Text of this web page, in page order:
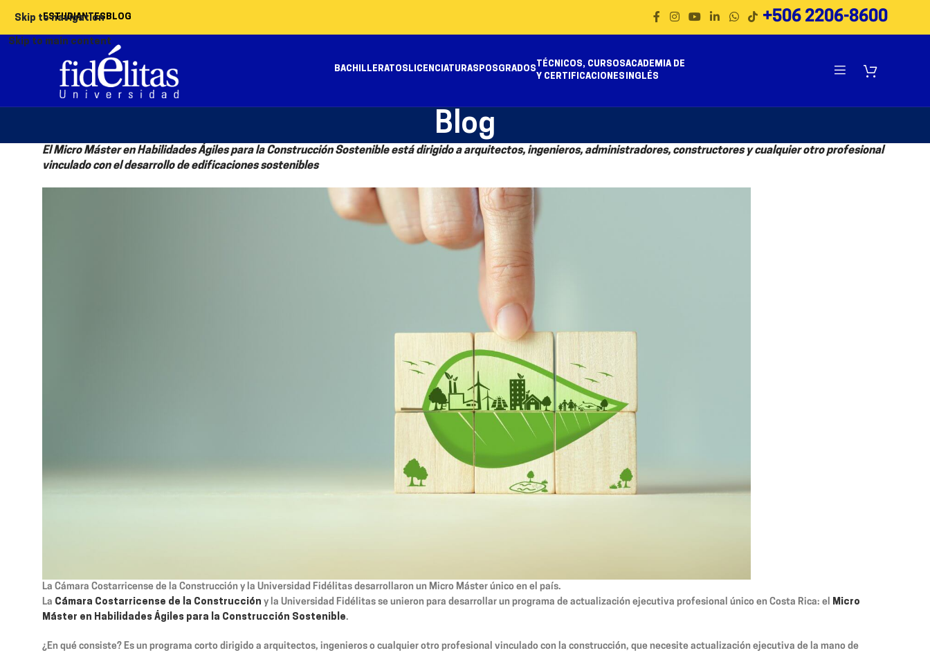
Skip to navigation
Skip to main content
ESTUDIANTES BLOG +506 2206-8600
BACHILLERATOS LICENCIATURAS POSGRADOS
TÉCNICOS, CURSOS
Y CERTIFICACIONES
ACADEMIA DE
INGLÉS
Blog
El Micro Máster en Habilidades Ágiles para la Construcción Sostenible está dirigido a arquitectos, ingenieros, administradores, constructores y cualquier otro profesional
vinculado con el desarrollo de edificaciones sostenibles
La Cámara Costarricense de la Construcción y la Universidad Fidélitas desarrollaron un Micro Máster único en el país.
La Cámara Costarricense de la Construcción y la Universidad Fidélitas se unieron para desarrollar un programa de actualización ejecutiva profesional único en Costa Rica: el
Micro
Máster en Habilidades Ágiles para la Construcción Sostenible.
¿En qué consiste? Es un programa corto dirigido a arquitectos, ingenieros o cualquier otro profesional vinculado con la construcción, que necesite actualización ejecutiva de la mano de